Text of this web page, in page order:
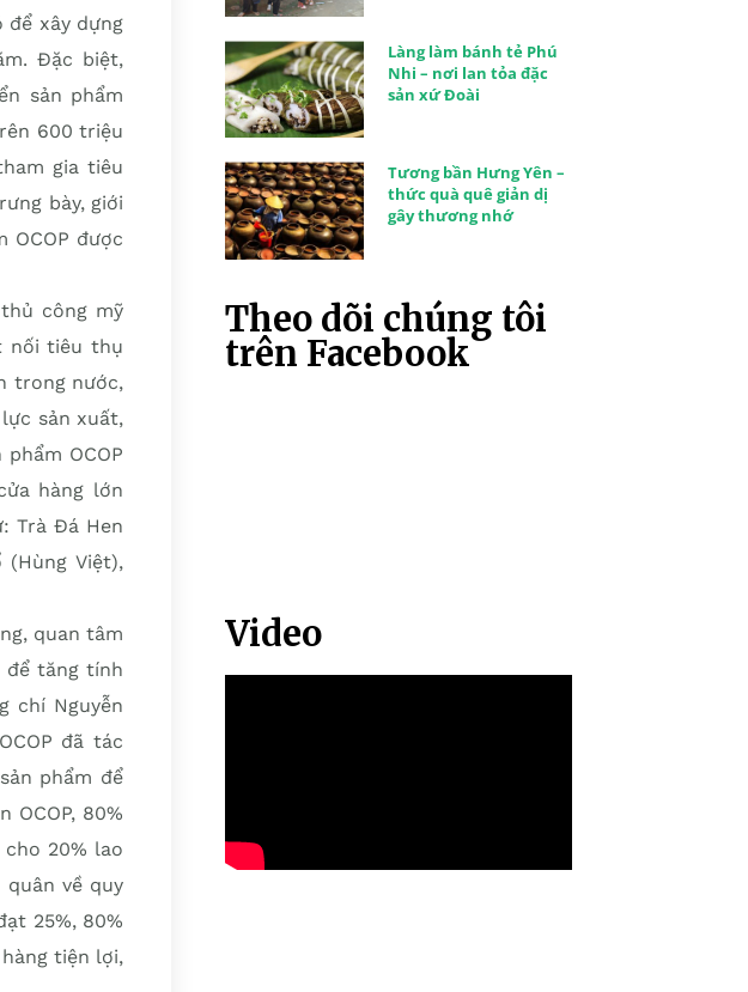
xây dựng
Đặc biệt,
sản phẩm
600 triệu
gia tiêu
bày, giới
OCOP được
công mỹ
nối tiêu thụ
trong nước,
sản xuất,
OCOP
hàng lớn
Trà Đá Hen
Việt),
quan tâm
để tăng tính
chí Nguyễn
đã tác
phẩm để
80%
20% lao
quân về quy
25%, 80%
tiện lợi,
Làng làm bánh tẻ Phú
Nhi – nơi lan tỏa đặc
sản xứ Đoài
Tương bần Hưng Yên –
thức quà quê giản dị
gây thương nhớ
Theo dõi chúng tôi
trên Facebook
Video